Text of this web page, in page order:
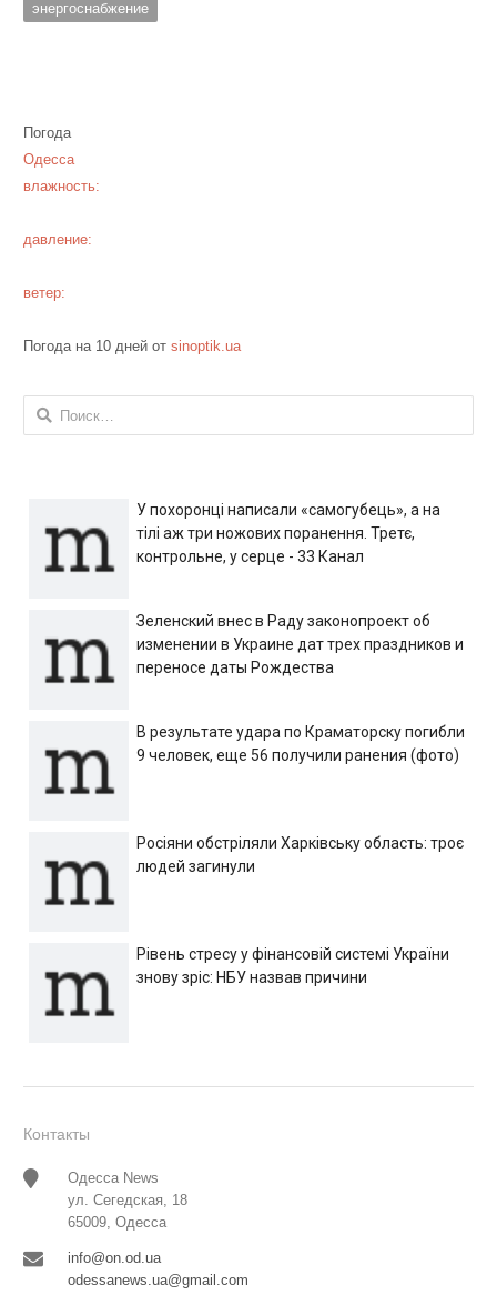
энергоснабжение
Погода
Одесса
влажность:
давление:
ветер:
Погода на 10 дней от sinoptik.ua
Найти:
У похоронці написали «самогубець», а на
тілі аж три ножових поранення. Третє,
контрольне, у серце - 33 Канал
Зеленский внес в Раду законопроект об
изменении в Украине дат трех праздников и
переносе даты Рождества
В результате удара по Краматорску погибли
9 человек, еще 56 получили ранения (фото)
Росіяни обстріляли Харківську область: троє
людей загинули
Рівень стресу у фінансовій системі України
знову зріс: НБУ назвав причини
Контакты
Одесса News
ул. Сегедская, 18
65009, Одесса
info@on.od.ua
odessanews.ua@gmail.com